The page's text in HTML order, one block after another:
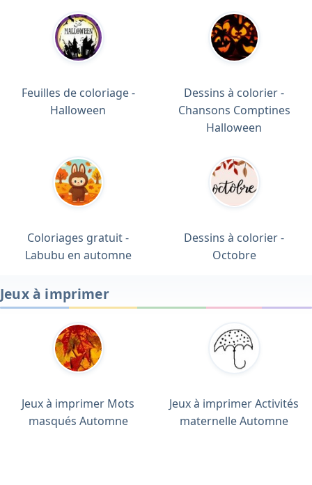
Feuilles de coloriage -
Halloween
Dessins à colorier -
Chansons Comptines
Halloween
Coloriages gratuit -
Labubu en automne
Dessins à colorier -
Octobre
Jeux à imprimer
Jeux à imprimer Mots
masqués Automne
Jeux à imprimer Activités
maternelle Automne